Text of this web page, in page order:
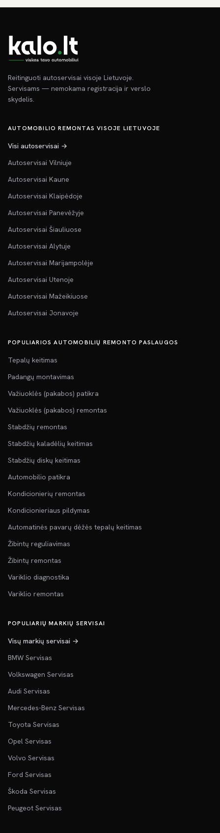
Reitinguoti autoservisai visoje Lietuvoje.
Servisams — nemokama registracija ir verslo
skydelis.
AUTOMOBILIO REMONTAS VISOJE LIETUVOJE
Visi autoservisai →
Autoservisai Vilniuje
Autoservisai Kaune
Autoservisai Klaipėdoje
Autoservisai Panevėžyje
Autoservisai Šiauliuose
Autoservisai Alytuje
Autoservisai Marijampolėje
Autoservisai Utenoje
Autoservisai Mažeikiuose
Autoservisai Jonavoje
POPULIARIOS AUTOMOBILIŲ REMONTO PASLAUGOS
Tepalų keitimas
Padangų montavimas
Važiuoklės (pakabos) patikra
Važiuoklės (pakabos) remontas
Stabdžių remontas
Stabdžių kaladėlių keitimas
Stabdžių diskų keitimas
Automobilio patikra
Kondicionierių remontas
Kondicionieriaus pildymas
Automatinės pavarų dėžės tepalų keitimas
Žibintų reguliavimas
Žibintų remontas
Variklio diagnostika
Variklio remontas
POPULIARIŲ MARKIŲ SERVISAI
Visų markių servisai →
BMW Servisas
Volkswagen Servisas
Audi Servisas
Mercedes-Benz Servisas
Toyota Servisas
Opel Servisas
Volvo Servisas
Ford Servisas
Škoda Servisas
Peugeot Servisas